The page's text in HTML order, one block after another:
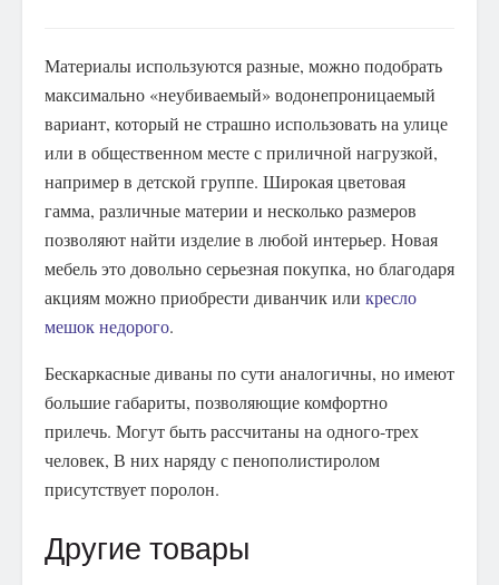
Материалы используются разные, можно подобрать
максимально «неубиваемый» водонепроницаемый
вариант, который не страшно использовать на улице
или в общественном месте с приличной нагрузкой,
например в детской группе. Широкая цветовая
гамма, различные материи и несколько размеров
позволяют найти изделие в любой интерьер. Новая
мебель это довольно серьезная покупка, но благодаря
акциям можно приобрести диванчик или кресло
мешок недорого.
Бескаркасные диваны по сути аналогичны, но имеют
большие габариты, позволяющие комфортно
прилечь. Могут быть рассчитаны на одного-трех
человек, В них наряду с пенополистиролом
присутствует поролон.
Другие товары